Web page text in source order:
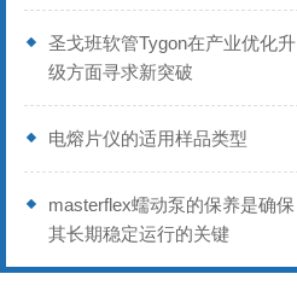
圣戈班软管Tygon在产业优化升
级方面寻求新突破
电熔片仪的适用样品类型
masterflex蠕动泵的保养是确保
其长期稳定运行的关键